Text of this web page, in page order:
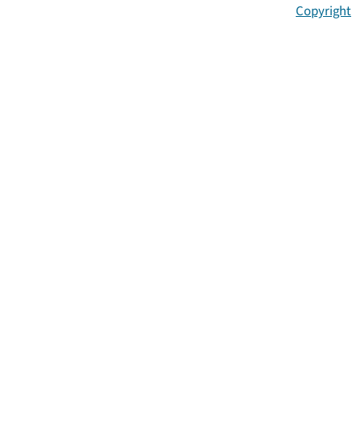
Copyright